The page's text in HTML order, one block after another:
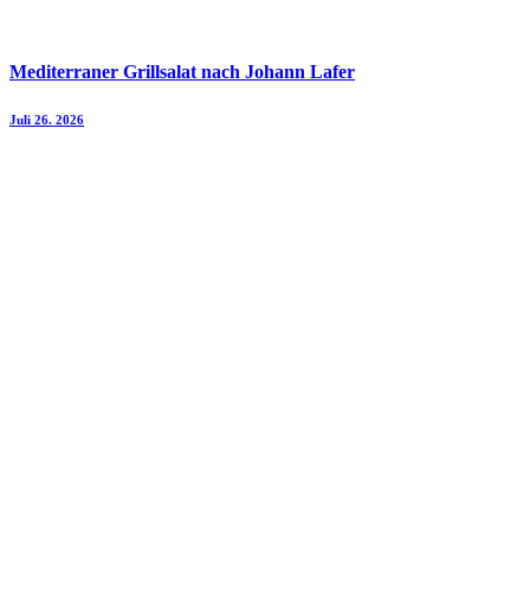
Mediterraner Grillsalat nach Johann Lafer
Juli 26. 2026